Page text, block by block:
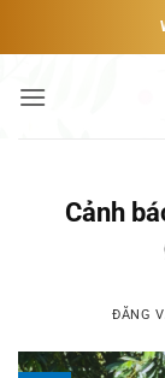
dung
Cảnh
ĐĂNG